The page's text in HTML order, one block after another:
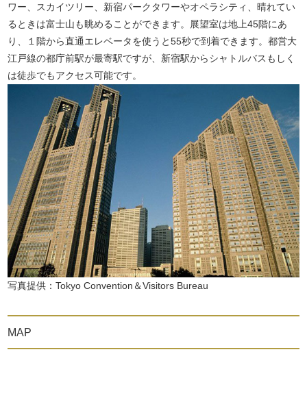
ワー、スカイツリー、新宿パークタワーやオペラシティ、晴れてい
るときは富士山も眺めることができます。展望室は地上45階にあ
り、１階から直通エレベータを使うと55秒で到着できます。都営大
江戸線の都庁前駅が最寄駅ですが、新宿駅からシャトルバスもしく
は徒歩でもアクセス可能です。
写真提供：Tokyo Convention＆Visitors Bureau
MAP